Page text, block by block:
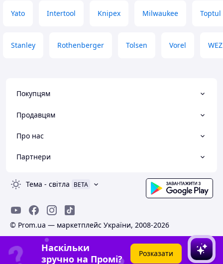
Yato Intertool Knipex Milwaukee Toptul
Stanley Rothenberger Tolsen Vorel
Покупцям
Продавцям
Про нас
Партнери
Тема - світла BETA
© Prom.ua — маркетплейс України, 2008-2026
Наскільки
зручно на Промі?
Розказати